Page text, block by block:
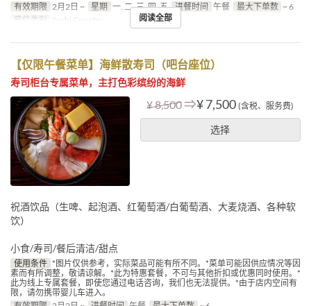
有效期限 2月2日 ~ 星期 一, 二, 三, 四, 五 进餐时间 午餐 最大下单数 ~ 6
座位类别 Sushi Counter 阅读全部
【仅限午餐菜单】海鲜散寿司（吧台座位）
寿司柜台专属菜单，主打色彩缤纷的海鲜
¥ 8,500⇒¥ 7,500 (含税、服务费)
选择
祝酒饮品（生啤、起泡酒、红葡萄酒/白葡萄酒、大麦烧酒、各种软
饮）
小食/寿司/餐后清洁/甜点
使用条件 *图片仅供参考，实际菜品可能有所不同。*菜单可能因供应情况等因
素而有所调整，敬请谅解。*此为特惠套餐，不可与其他折扣或优惠同时使用。*
此为线上专属套餐，即使您通过电话咨询，我们也无法提供。*由于店内空间有
限，请勿携带婴儿车进入。